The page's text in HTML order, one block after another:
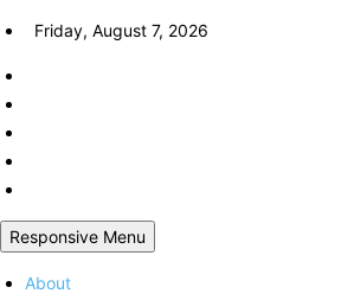
Skip
content
Friday, August 7, 2026
Responsive Menu
About